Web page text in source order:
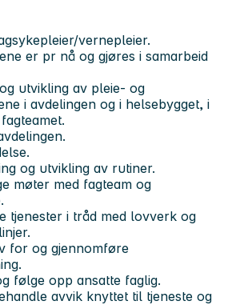
vernepleier.
er pr nå og gjøres i samarbeid
utvikling av pleie- og
i avdelingen og i helsebygget, i
og utvikling av rutiner.
møter med fagteam og
tjenester i tråd med lovverk og
for og gjennomføre
følge opp ansatte faglig.
avvik knyttet til tjeneste og